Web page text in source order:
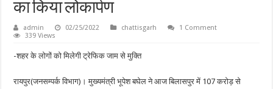
का किया लोकार्पण
admin 02/25/2022 chattisgarh
1 Comment
339 Views
-शहर के लोगों को मिलेगी ट्रेफिक जाम से मुक्ति
रायपुर(जनसम्पर्क विभाग)। मुख्यमंत्री भूपेश बघेल ने आज बिलासपुर में 107 करोड़ से